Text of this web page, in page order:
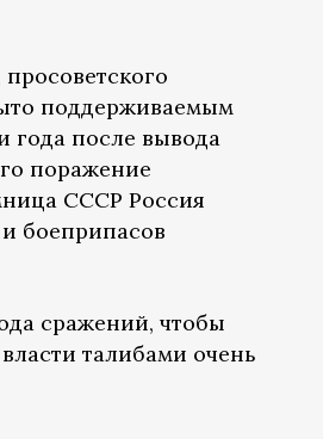
поддерживаемым
после вывода
поражение
СССР Россия
боеприпасов
сражений, чтобы
талибами очень